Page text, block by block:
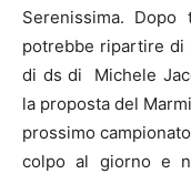
Serenissima.
potrebbe ripartire di
di ds di Michele
la proposta del
prossimo
colpo al giorno e